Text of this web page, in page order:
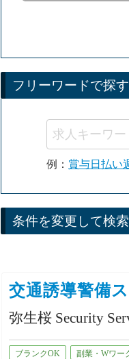
フリーワードで探す
例： 賞与日払い
条件を変更して検索
交通誘導警備
弥生桜 Security
ブランクOK 副業・Wワー